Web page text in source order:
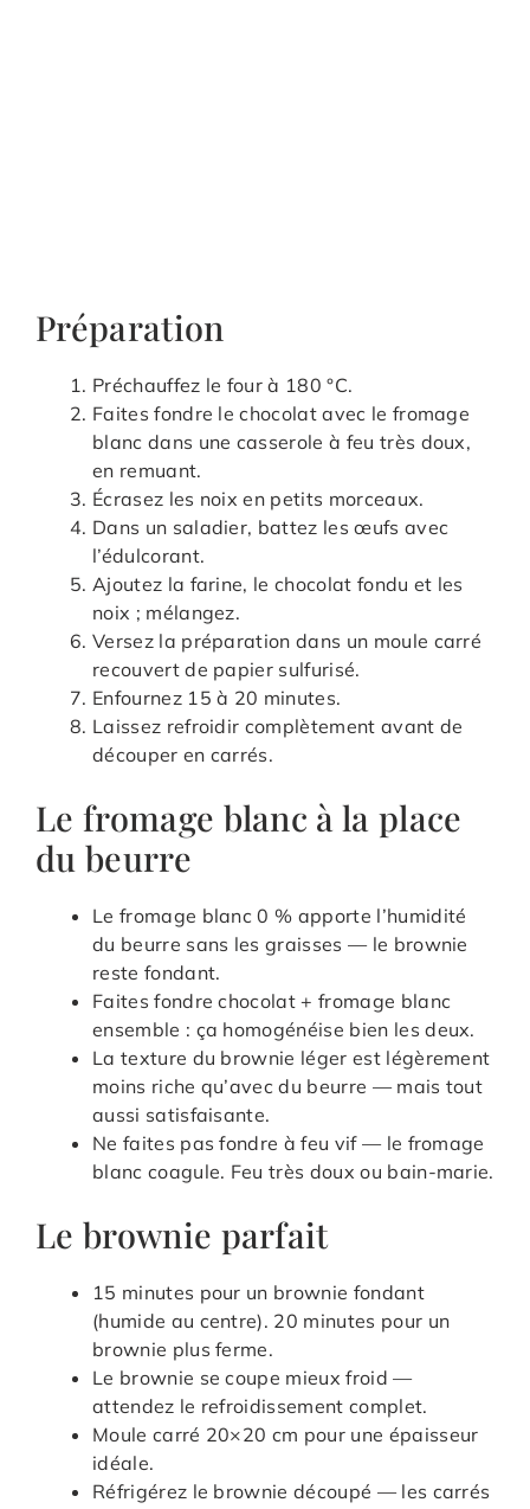
Préparation
Préchauffez le four à 180 °C.
Faites fondre le chocolat avec le fromage
blanc dans une casserole à feu très doux,
en remuant.
Écrasez les noix en petits morceaux.
Dans un saladier, battez les œufs avec
l’édulcorant.
Ajoutez la farine, le chocolat fondu et les
noix ; mélangez.
Versez la préparation dans un moule carré
recouvert de papier sulfurisé.
Enfournez 15 à 20 minutes.
Laissez refroidir complètement avant de
découper en carrés.
Le fromage blanc à la place
du beurre
Le fromage blanc 0 % apporte l’humidité
du beurre sans les graisses — le brownie
reste fondant.
Faites fondre chocolat + fromage blanc
ensemble : ça homogénéise bien les deux.
La texture du brownie léger est légèrement
moins riche qu’avec du beurre — mais tout
aussi satisfaisante.
Ne faites pas fondre à feu vif — le fromage
blanc coagule. Feu très doux ou bain-marie.
Le brownie parfait
15 minutes pour un brownie fondant
(humide au centre). 20 minutes pour un
brownie plus ferme.
Le brownie se coupe mieux froid —
attendez le refroidissement complet.
Moule carré 20×20 cm pour une épaisseur
idéale.
Réfrigérez le brownie découpé — les carrés